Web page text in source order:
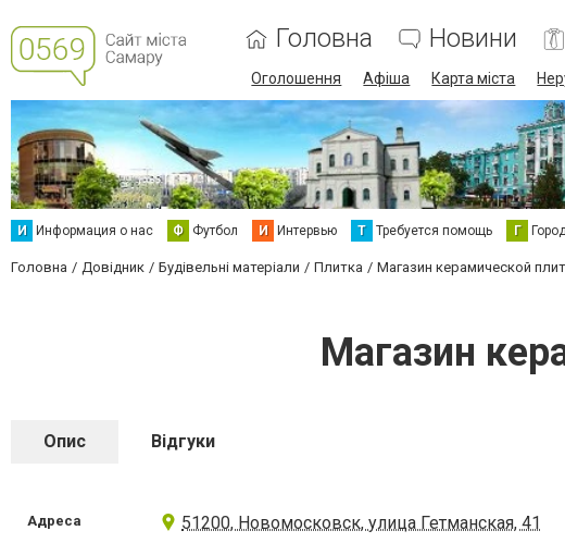
Головна Новини
Оголошення Афіша Карта міста
И Информация о нас Ф Футбол И Интервью Т Требуется помощь Г
Головна Довідник Будівельні матеріали Плитка Магазин керамической
Магазин
Опис Відгуки
Адреса 51200, Новомосковск, улица Гетманская, 41